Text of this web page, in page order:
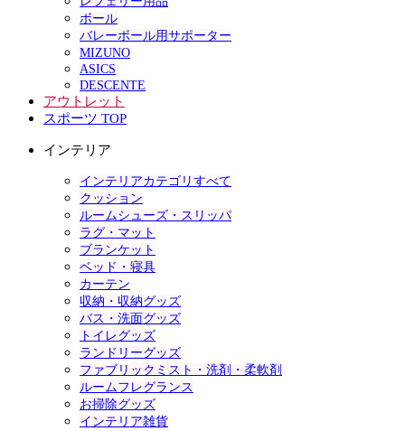
ボール
バレーボール用サポーター
MIZUNO
ASICS
DESCENTE
アウトレット
スポーツ TOP
インテリア
インテリアカテゴリすべて
クッション
ルームシューズ・スリッパ
ラグ・マット
ブランケット
ベッド・寝具
カーテン
収納・収納グッズ
バス・洗面グッズ
トイレグッズ
ランドリーグッズ
ファブリックミスト・洗剤・柔軟剤
ルームフレグランス
お掃除グッズ
インテリア雑貨